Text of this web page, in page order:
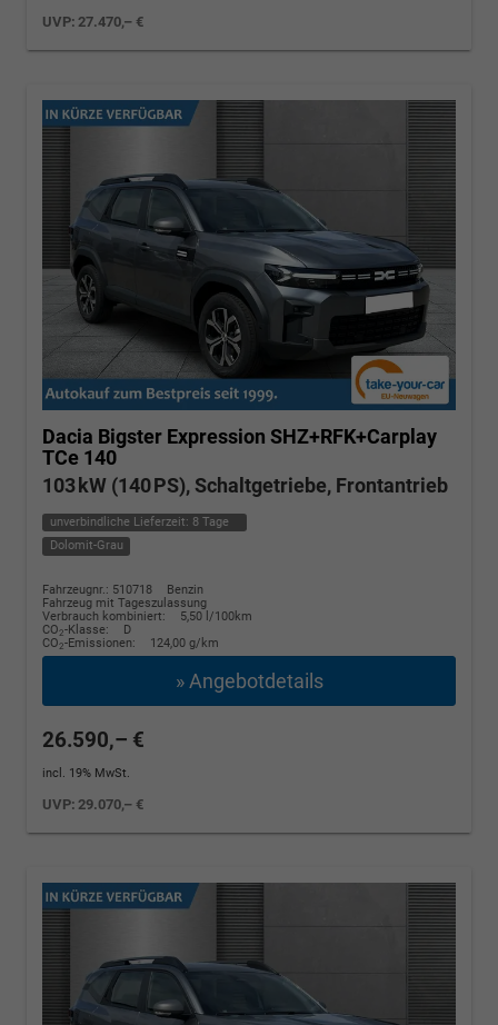
UVP:27.470,– €
Dacia Bigster Expression SHZ+RFK+Carplay
TCe 140
103 kW (140 PS), Schaltgetriebe, Frontantrieb
unverbindliche Lieferzeit: 8 Tage
Dolomit-Grau
Fahrzeugnr.: 510718
Benzin
Fahrzeug mit Tageszulassung
Verbrauch kombiniert:
5,50 l/100km
CO2-Klasse:
D
CO2-Emissionen: 124,00 g/km
» Angebotdetails
26.590,– €
incl. 19% MwSt.
UVP:29.070,– €